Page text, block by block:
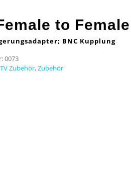
to Female
BNC Kupplung
0073
Zubehör,Zubehör